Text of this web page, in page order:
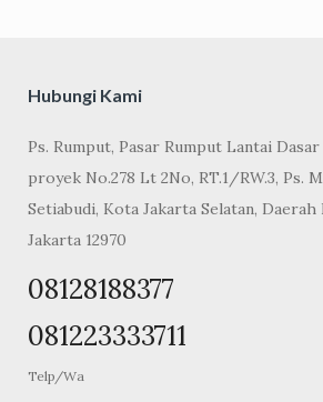
Hubungi Kami
Ps. Rumput, Pasar Rumput Lantai
proyek No.278 Lt 2No, RT.1/RW.3, Ps.
Setiabudi, Kota Jakarta Selatan,
Jakarta 12970
08128188377
081223333711
Telp/Wa